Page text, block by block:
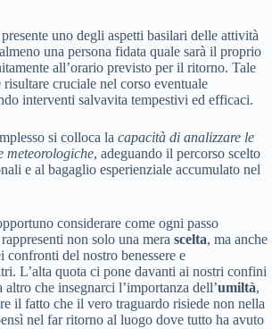
uno degli aspetti basilari delle attività
una persona fidata quale sarà il proprio
all’orario previsto per il ritorno. Tale
cruciale nel corso eventuale
interventi salvavita tempestivi ed efficaci.
si colloca la capacità di analizzare le
meteorologiche, adeguando il percorso scelto
e al bagaglio esperienziale accumulato nel
considerare come ogni passo
non solo una mera scelta, ma anche
confronti del nostro benessere e
L’alta quota ci pone davanti ai nostri confini
altro che insegnarci l’importanza dell’umiltà,
il fatto che il vero traguardo risiede non nella
nel far ritorno al luogo dove tutto ha avuto